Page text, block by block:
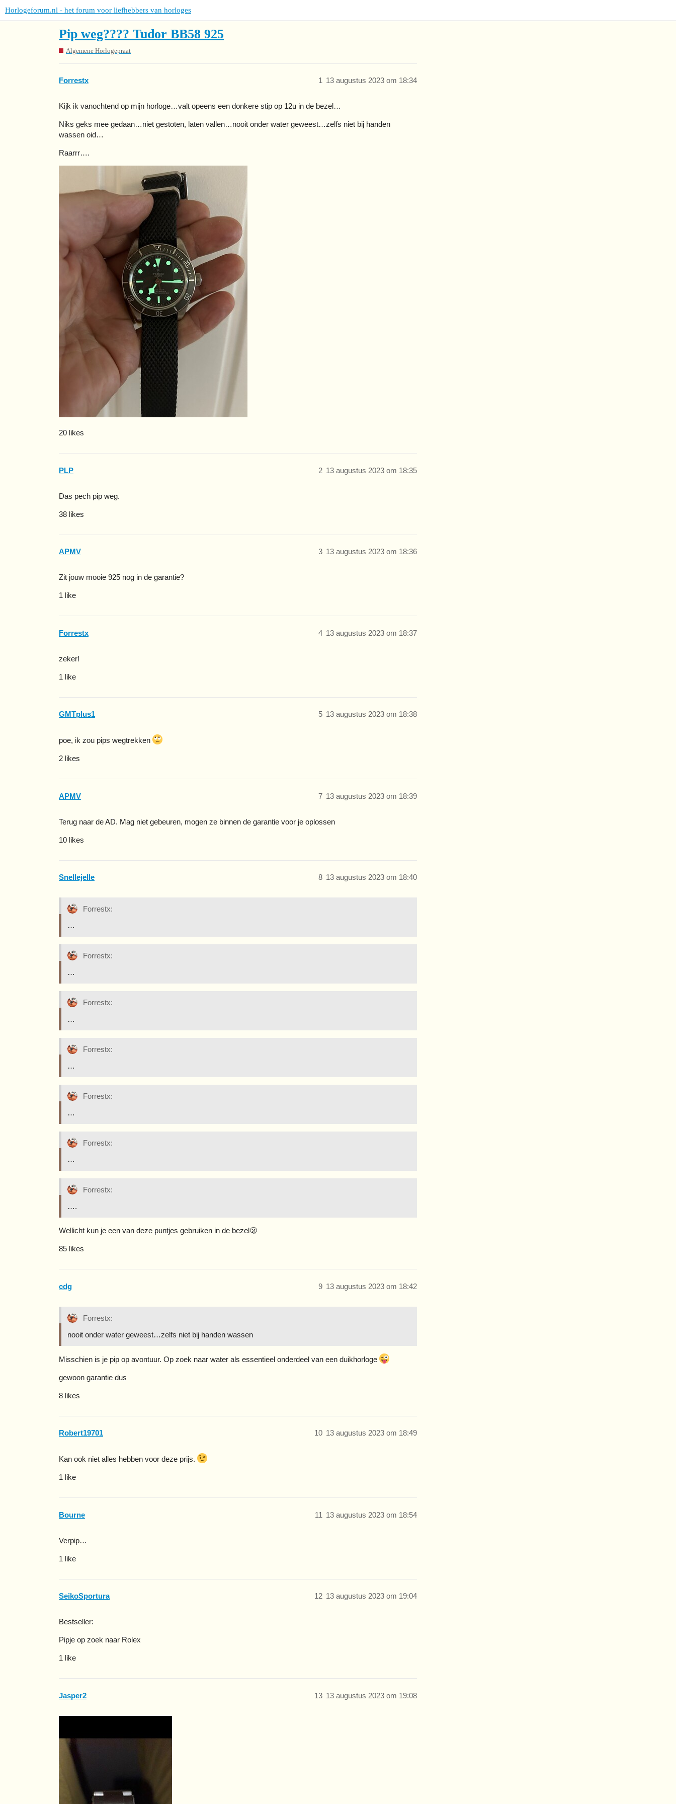
Horlogeforum.nl - het forum voor liefhebbers van horloges
Pip weg???? Tudor BB58 925
Algemene Horlogepraat
Forrestx 13 augustus 2023 om 18:34
1
Kijk ik vanochtend op mijn horloge…valt opeens een donkere stip op 12u in de bezel…
Niks geks mee gedaan…niet gestoten, laten vallen…nooit onder water geweest…zelfs niet bij handen
wassen oid…
Raarrr….
20 likes
PLP 13 augustus 2023 om 18:35
2
Das pech pip weg.
38 likes
APMV 13 augustus 2023 om 18:36
3
Zit jouw mooie 925 nog in de garantie?
1 like
Forrestx 13 augustus 2023 om 18:37
4
zeker!
1 like
GMTplus1 13 augustus 2023 om 18:38
5
poe, ik zou pips wegtrekken
2 likes
APMV 13 augustus 2023 om 18:39
7
Terug naar de AD. Mag niet gebeuren, mogen ze binnen de garantie voor je oplossen
10 likes
Snellejelle 13 augustus 2023 om 18:40
8
Forrestx:
…
Forrestx:
…
Forrestx:
…
Forrestx:
…
Forrestx:
…
Forrestx:
…
Forrestx:
….
Wellicht kun je een van deze puntjes gebruiken in de bezel🫢
85 likes
cdg 13 augustus 2023 om 18:42
9
Forrestx:
nooit onder water geweest…zelfs niet bij handen wassen
Misschien is je pip op avontuur. Op zoek naar water als essentieel onderdeel van een duikhorloge
gewoon garantie dus
8 likes
Robert19701 13 augustus 2023 om 18:49
10
Kan ook niet alles hebben voor deze prijs.
1 like
Bourne 13 augustus 2023 om 18:54
11
Verpip…
1 like
SeikoSportura 13 augustus 2023 om 19:04
12
Bestseller:
Pipje op zoek naar Rolex
1 like
Jasper2 13 augustus 2023 om 19:08
13